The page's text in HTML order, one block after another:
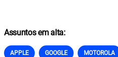
Assuntos em alta:
APPLE GOOGLE MOTOROLA